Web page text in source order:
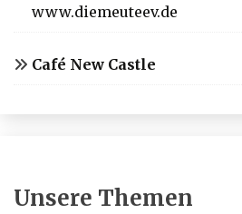
www.diemeuteev.de
Café New Castle
Unsere Themen